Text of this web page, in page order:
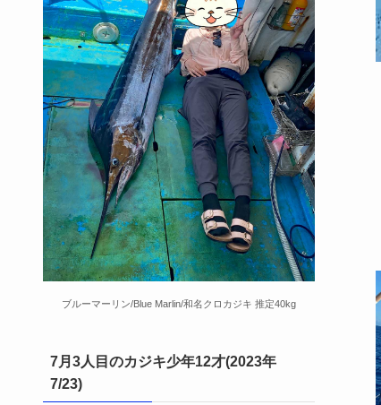
ブルーマーリン/Blue Marlin/和名クロカジキ 推定40kg
7月3人目のカジキ少年12才(2023年
7/23)